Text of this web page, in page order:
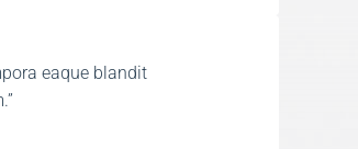
eaque blandit